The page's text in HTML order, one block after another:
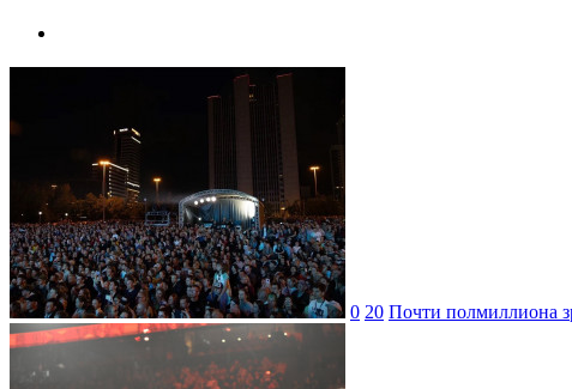
0 20 Почти полмиллиона